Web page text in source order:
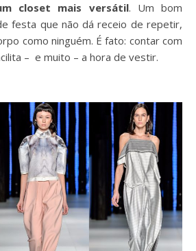
closet mais versátil. Um bom
festa que não dá receio de repetir,
como ninguém. É fato: contar com
– e muito – a hora de vestir.